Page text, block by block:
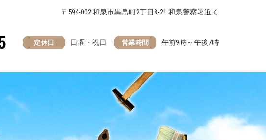
〒594-002 和泉市黒鳥町2丁目8-21 和泉警察署近く
営業時間 午前9時～午後7時
定休日 日曜・祝日